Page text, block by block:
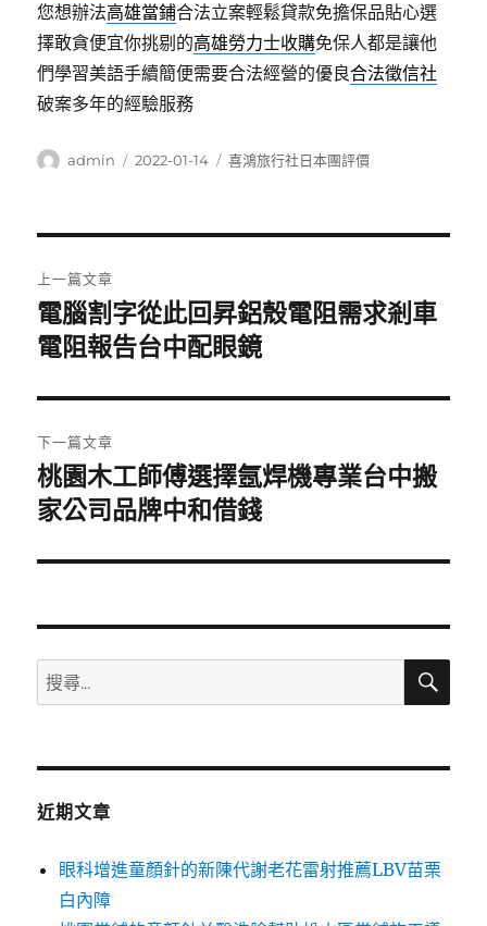
您想辦法高雄當鋪合法立案輕鬆貸款免擔保品貼心選
擇敢貪便宜你挑剔的高雄勞力士收購免保人都是讓他
們學習美語手續簡便需要合法經營的優良合法徵信社
破案多年的經驗服務
作
admin
發
2022-01-14
分
喜鴻旅行社日本團評價
章
導
覽
上一篇文章
上
一
文
章:
電腦割字從此回昇鋁殼電阻需求剎車
電阻報告台中配眼鏡
下一篇文章
下
一
文
桃園木工師傅選擇氬焊機專業台中搬
家公司品牌中和借錢
搜
尋
鍵
搜
近期文章
眼科增進童顏針的新陳代謝老花雷射推薦LBV苗栗
白內障